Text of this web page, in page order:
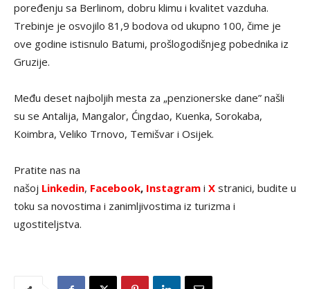
poređenju sa Berlinom, dobru klimu i kvalitet vazduha.
Trebinje je osvojilo 81,9 bodova od ukupno 100, čime je
ove godine istisnulo Batumi, prošlogodišnjeg pobednika iz
Gruzije.
Među deset najboljih mesta za „penzionerske dane” našli
su se Antalija, Mangalor, Ćingdao, Kuenka, Sorokaba,
Koimbra, Veliko Trnovo, Temišvar i Osijek.
Pratite nas na
našoj Linkedin, Facebook, Instagram i X stranici, budite u
toku sa novostima i zanimljivostima iz turizma i
ugostiteljstva.